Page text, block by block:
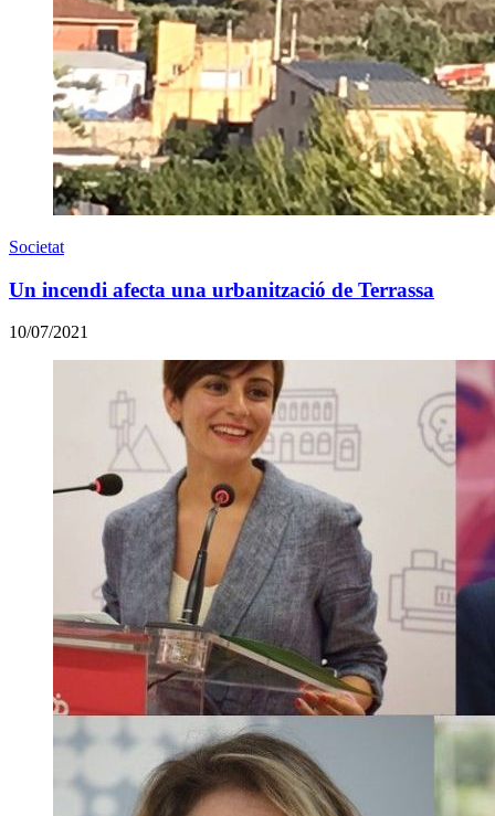
Societat
Un incendi afecta una urbanització de Terrassa
10/07/2021